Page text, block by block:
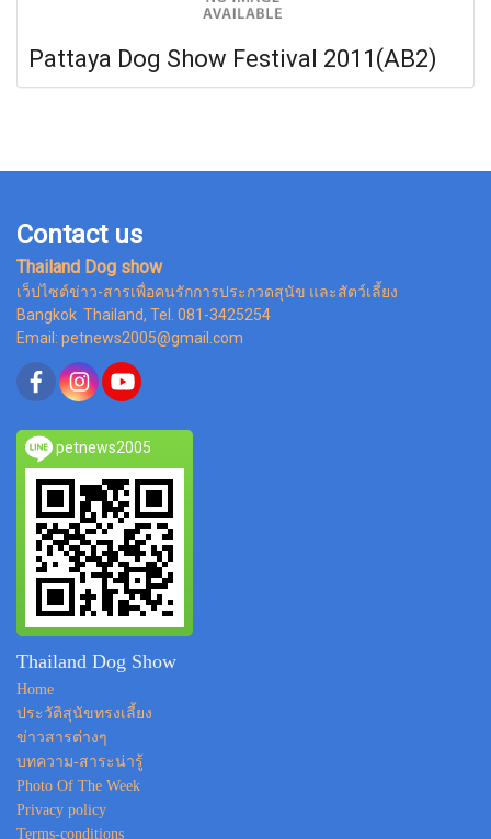
Pattaya Dog Show Festival 2011(AB2)
Contact us
Thailand Dog show
เว็ปไซต์ข่าว-สารเพื่อคนรักการประกวดสุนัข และสัตว์เลี้ยง
Bangkok Thailand, Tel. 081-3425254
Email: petnews2005@gmail.com
petnews2005
Thailand Dog Show
Home
ประวัติสุนัขทรงเลี้ยง
ข่าวสารต่างๆ
บทความ-สาระน่ารู้
Photo Of The Week
Privacy policy
Terms-conditions